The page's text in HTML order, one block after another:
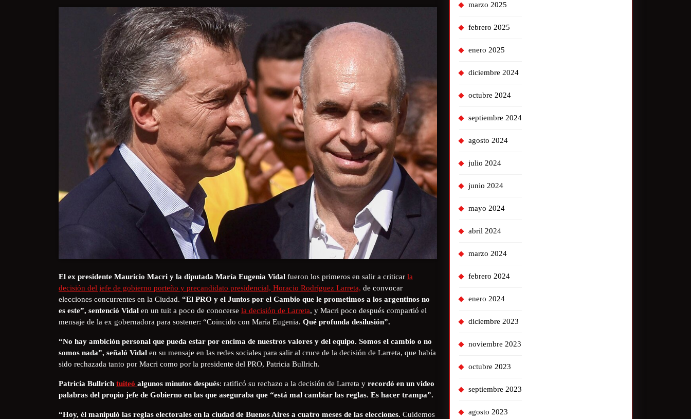
El ex presidente Mauricio Macri y la diputada María Eugenia Vidal fueron los primeros en salir a criticar la
decisión del jefe de gobierno porteño y precandidato presidencial, Horacio Rodríguez Larreta, de convocar
elecciones concurrentes en la Ciudad. “El PRO y el Juntos por el Cambio que le prometimos a los argentinos no
es este”, sentenció Vidal en un tuit a poco de conocerse la decisión de Larreta, y Macri poco después compartió el
mensaje de la ex gobernadora para sostener: “Coincido con María Eugenia. Qué profunda desilusión”.
“No hay ambición personal que pueda estar por encima de nuestros valores y del equipo. Somos el cambio o no
somos nada”, señaló Vidal en su mensaje en las redes sociales para salir al cruce de la decisión de Larreta, que había
sido rechazada tanto por Macri como por la presidente del PRO, Patricia Bullrich.
Patricia Bullrich tuiteó algunos minutos después: ratificó su rechazo a la decisión de Larreta y recordó en un video
palabras del propio jefe de Gobierno en las que aseguraba que “está mal cambiar las reglas. Es hacer trampa”.
“Hoy, él manipuló las reglas electorales en la ciudad de Buenos Aires a cuatro meses de las elecciones. Cuidemos
marzo 2025
febrero 2025
enero 2025
diciembre 2024
octubre 2024
septiembre 2024
agosto 2024
julio 2024
junio 2024
mayo 2024
abril 2024
marzo 2024
febrero 2024
enero 2024
diciembre 2023
noviembre 2023
octubre 2023
septiembre 2023
agosto 2023